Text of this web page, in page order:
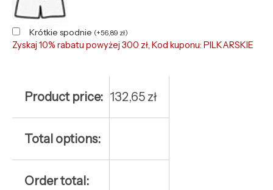
Krótkie spodnie (+56,89 zł)
Zyskaj 10% rabatu powyżej 300 zł, Kod kuponu: PILKARSKIE
Product price: 132,65 zł
Total options:
Order total: